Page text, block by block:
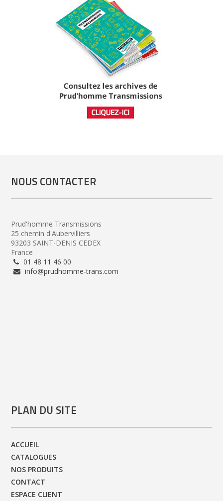
NOUS CONTACTER
Prud'homme Transmissions
25 chemin d'Aubervilliers
93203 SAINT-DENIS CEDEX
France
01 48 11 46 00
info@prudhomme-trans.com
PLAN DU SITE
ACCUEIL
CATALOGUES
NOS PRODUITS
CONTACT
ESPACE CLIENT